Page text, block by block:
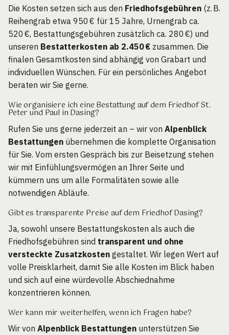
Die Kosten setzen sich aus den Friedhofsgebühren (z. B.
Reihengrab etwa 950 € für 15 Jahre, Urnengrab ca.
520 €, Bestattungsgebühren zusätzlich ca. 280 €) und
unseren Bestatterkosten ab 2.450 € zusammen. Die
finalen Gesamtkosten sind abhängig von Grabart und
individuellen Wünschen. Für ein persönliches Angebot
beraten wir Sie gerne.
Wie organisiere ich eine Bestattung auf dem Friedhof St.
Peter und Paul in Dasing?
Rufen Sie uns gerne jederzeit an – wir von Alpenblick
Bestattungen übernehmen die komplette Organisation
für Sie. Vom ersten Gespräch bis zur Beisetzung stehen
wir mit Einfühlungsvermögen an Ihrer Seite und
kümmern uns um alle Formalitäten sowie alle
notwendigen Abläufe.
Gibt es transparente Preise auf dem Friedhof Dasing?
Ja, sowohl unsere Bestattungskosten als auch die
Friedhofsgebühren sind transparent und ohne
versteckte Zusatzkosten gestaltet. Wir legen Wert auf
volle Preisklarheit, damit Sie alle Kosten im Blick haben
und sich auf eine würdevolle Abschiednahme
konzentrieren können.
Wer kann mir weiterhelfen, wenn ich Fragen habe?
Wir von Alpenblick Bestattungen unterstützen Sie